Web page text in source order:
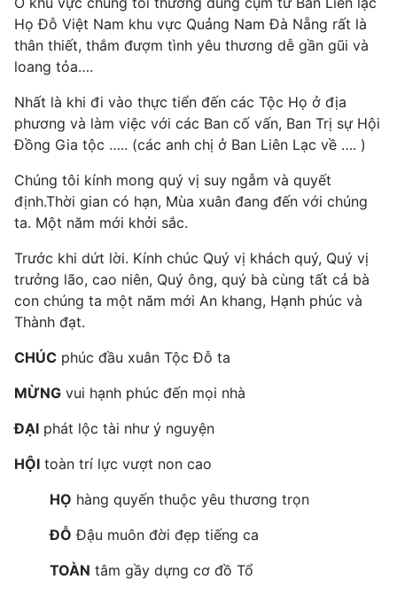
Họ Đỗ Việt Nam khu vực Quảng Nam Đà Nẵng rất là
thân thiết, thắm đượm tình yêu thương dễ gần gũi và
loang tỏa….
Nhất là khi đi vào thực tiển đến các Tộc Họ ở địa
phương và làm việc với các Ban cố vấn, Ban Trị sự Hội
Đồng Gia tộc ….. (các anh chị ở Ban Liên Lạc về …. )
Chúng tôi kính mong quý vị suy ngẫm và quyết
định.Thời gian có hạn, Mùa xuân đang đến với chúng
ta. Một năm mới khởi sắc.
Trước khi dứt lời. Kính chúc Quý vị khách quý, Quý vị
trưởng lão, cao niên, Quý ông, quý bà cùng tất cả bà
con chúng ta một năm mới An khang, Hạnh phúc và
Thành đạt.
CHÚC phúc đầu xuân Tộc Đỗ ta
MỪNG vui hạnh phúc đến mọi nhà
ĐẠI phát lộc tài như ý nguyện
HỘI toàn trí lực vượt non cao
HỌ hàng quyến thuộc yêu thương trọn
ĐỖ Đậu muôn đời đẹp tiếng ca
TOÀN tâm gầy dựng cơ đồ Tổ